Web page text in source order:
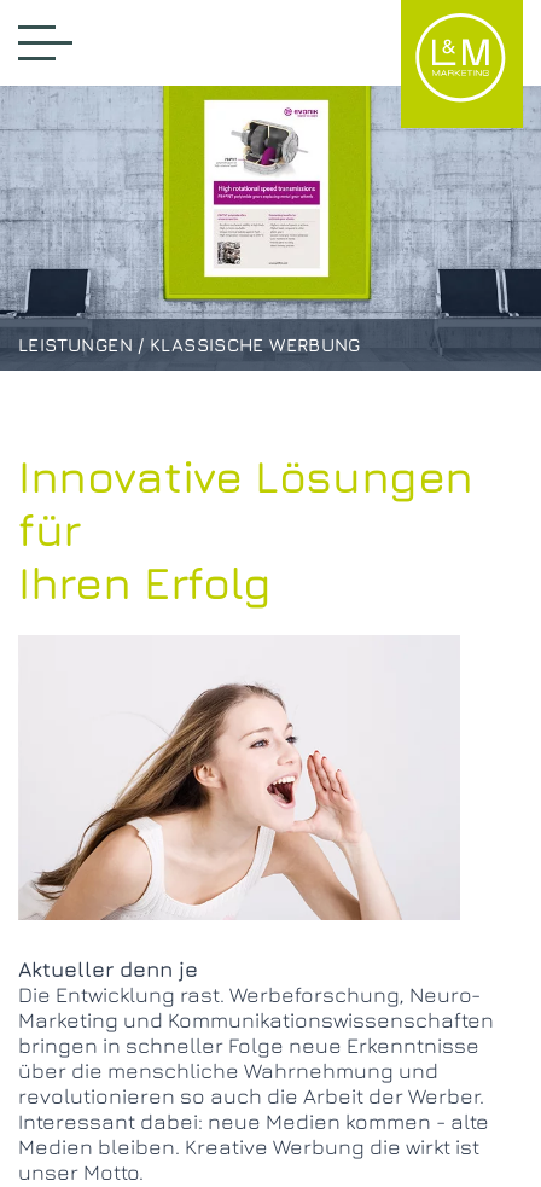
LEISTUNGEN / KLASSISCHE WERBUNG
Innovative Lösungen
für
Ihren Erfolg
Aktueller denn je
Die Entwicklung rast. Werbeforschung, Neuro-
Marketing und Kommunikationswissenschaften
bringen in schneller Folge neue Erkenntnisse
über die menschliche Wahrnehmung und
revolutionieren so auch die Arbeit der Werber.
Interessant dabei: neue Medien kommen - alte
Medien bleiben. Kreative Werbung die wirkt ist
unser Motto.